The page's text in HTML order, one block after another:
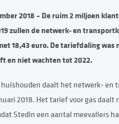
2018 – De ruim 2 miljoen
zullen de netwerk- en
18,43 euro. De tariefdaling
en niet wachten tot 2022.
huishouden daalt het netwerk-
2018. Het tarief voor gas
Stedin een aantal meevallers